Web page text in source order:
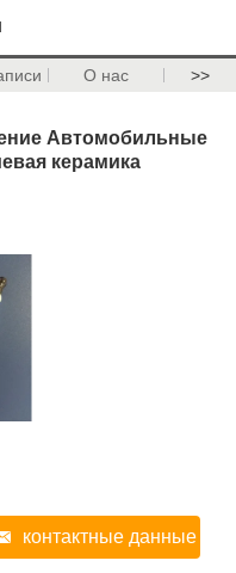
О нас >>
Автомобильные
керамика
контактные данные